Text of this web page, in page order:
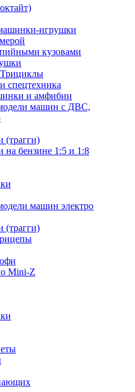
игрушки
кузовами
спецтехника
и амфибии
машин с ДВС,
(трагги)
бензине 1:5 и 1:8
машин электро
(трагги)
Mini-Z